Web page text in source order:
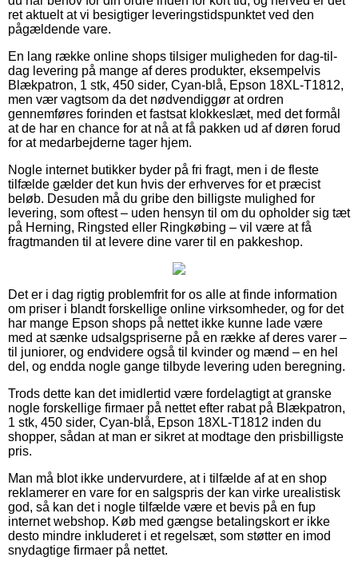
ret aktuelt at vi besigtiger leveringstidspunktet ved den
pågældende vare.
En lang række online shops tilsiger muligheden for dag-til-
dag levering på mange af deres produkter, eksempelvis
Blækpatron, 1 stk, 450 sider, Cyan-blå, Epson 18XL-T1812,
men vær vagtsom da det nødvendiggør at ordren
gennemføres forinden et fastsat klokkeslæt, med det formål
at de har en chance for at nå at få pakken ud af døren forud
for at medarbejderne tager hjem.
Nogle internet butikker byder på fri fragt, men i de fleste
tilfælde gælder det kun hvis der erhverves for et præcist
beløb. Desuden må du gribe den billigste mulighed for
levering, som oftest – uden hensyn til om du opholder sig tæt
på Herning, Ringsted eller Ringkøbing – vil være at få
fragtmanden til at levere dine varer til en pakkeshop.
Det er i dag rigtig problemfrit for os alle at finde information
om priser i blandt forskellige online virksomheder, og for det
har mange Epson shops på nettet ikke kunne lade være
med at sænke udsalgspriserne på en række af deres varer –
til juniorer, og endvidere også til kvinder og mænd – en hel
del, og endda nogle gange tilbyde levering uden beregning.
Trods dette kan det imidlertid være fordelagtigt at granske
nogle forskellige firmaer på nettet efter rabat på Blækpatron,
1 stk, 450 sider, Cyan-blå, Epson 18XL-T1812 inden du
shopper, sådan at man er sikret at modtage den prisbilligste
pris.
Man må blot ikke undervurdere, at i tilfælde af at en shop
reklamerer en vare for en salgspris der kan virke urealistisk
god, så kan det i nogle tilfælde være et bevis på en fup
internet webshop. Køb med gængse betalingskort er ikke
desto mindre inkluderet i et regelsæt, som støtter en imod
snydagtige firmaer på nettet.